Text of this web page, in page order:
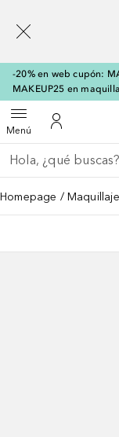
-20% en web cupón:
MAKEUP25 en
MenúAbrir menúMi cuenta
Regresar
Ejecutar búsqueda
Homepage Maquillaje